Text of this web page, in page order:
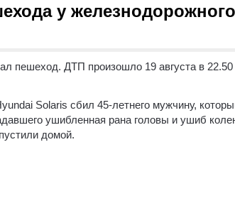
у
пешеход. ДТП произошло 19 августа в 22.50
Solaris сбил 45-летнего мужчину,
ушибленная рана головы и ушиб
домой.